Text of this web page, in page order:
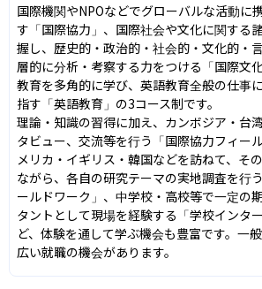
国際機関やNPOなどでグローバルな活動に
す「国際協力」、国際社会や文化に関する
握し、歴史的・政治的・社会的・文化的・
層的に分析・考察する力をつける「国際文
教育を多角的に学び、英語教育全般の仕事
指す「英語教育」の3コース制です。
理論・知識の習得に加え、カンボジア・台
タビュー、交流等を行う「国際協力フィー
メリカ・イギリス・韓国などを訪ねて、そ
ながら、各自の研究テーマの実地調査を行
ールドワーク」、中学校・高校等で一定の
タントとして現場を経験する「学校インタ
ど、体験を通して学ぶ機会も豊富です。一
広い就職の機会があります。